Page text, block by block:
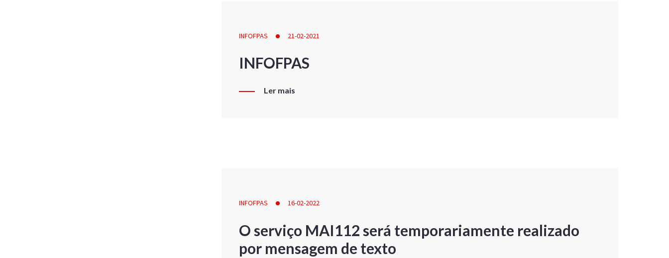
INFOFPAS 21-02-2021
INFOFPAS
Ler mais
INFOFPAS 16-02-2022
O serviço MAI112 será temporariamente realizado
por mensagem de texto